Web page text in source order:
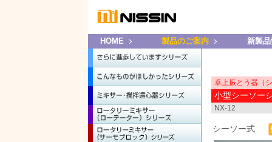
HOME 製品のご案内 新製
卓上振とう器（
小型シーソー
NX-12
シーソー式